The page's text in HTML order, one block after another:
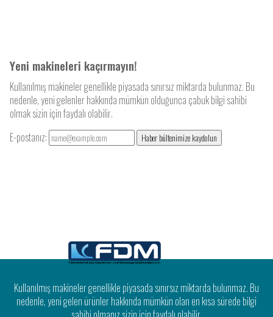
Yeni makineleri kaçırmayın!
Kullanılmış makineler genellikle piyasada sınırsız miktarda bulunmaz. Bu
nedenle, yeni gelenler hakkında mümkün olduğunca çabuk bilgi sahibi
olmak sizin için faydalı olabilir.
E-postanız:
Haber bültenimize kaydolun
Kullanılmış makineler genellikle piyasada sınırsız miktarda bulunmaz. Bu
nedenle, yeni gelen ürünler hakkında mümkün olan en kısa sürede bilgi